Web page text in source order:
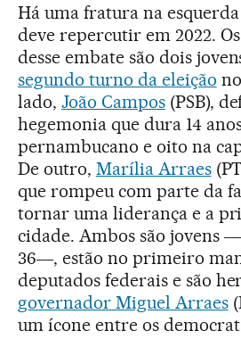
Há uma fratura na
deve repercutir em 2022.
desse embate são dois
segundo turno da eleição
lado, João Campos(PSB),
hegemonia que dura 14
pernambucano e oito na
De outro, Marília Arraes
que rompeu com parte da
tornar uma liderança e a
cidade. Ambos são jovens
36―, estão no primeiro
deputados federais e são
governador Miguel Arraes
um ícone entre os